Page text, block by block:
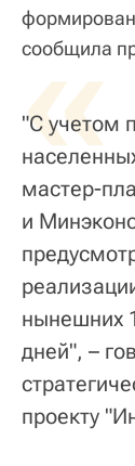
сообщила
«
"С учетом
мастер-
и
нынешних
дней", –
проекту